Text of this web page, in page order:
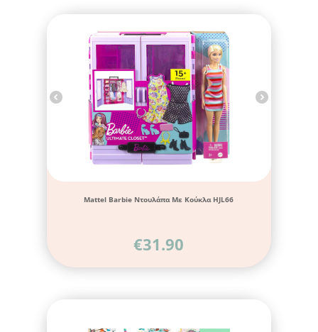
Mattel Barbie Ντουλάπα Με Kούκλα HJL66
€31.90